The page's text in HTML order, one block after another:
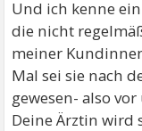
Und ich kenne
die nicht
meiner
Mal sei sie nach
gewesen- also
Deine Ärztin wird